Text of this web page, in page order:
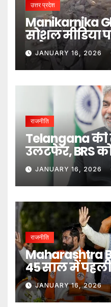
उत्तर प्रदेश
Manikarnika
सोशल मीडिया
दावे- DM
JANUARY 16, 2026
राजनीति
Telangana की
उलटफेर, BRS
JANUARY 16, 2026
राजनीति
Maharashtra
45 साल में
बादशाहत
JANUARY 16, 2026